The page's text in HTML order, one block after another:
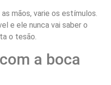
mãos, varie os estímulos.
e ele nunca vai saber o
o tesão.
a boca